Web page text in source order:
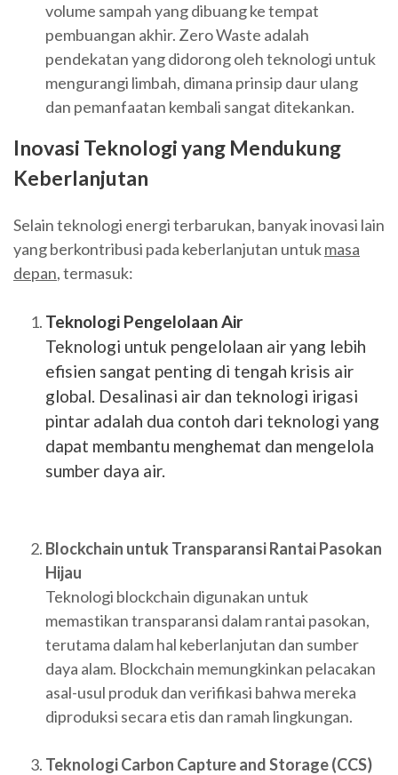
volume sampah yang dibuang ke tempat
pembuangan akhir. Zero Waste adalah
pendekatan yang didorong oleh teknologi untuk
mengurangi limbah, dimana prinsip daur ulang
dan pemanfaatan kembali sangat ditekankan.
Inovasi Teknologi yang Mendukung
Keberlanjutan
Selain teknologi energi terbarukan, banyak inovasi lain
yang berkontribusi pada keberlanjutan untukmasa
depan, termasuk:
Teknologi Pengelolaan Air
Teknologi untuk pengelolaan air yang lebih
efisien sangat penting di tengah krisis air
global. Desalinasi air dan teknologi irigasi
pintar adalah dua contoh dari teknologi yang
dapat membantu menghemat dan mengelola
sumber daya air.
Blockchain untuk Transparansi Rantai Pasokan
Hijau
Teknologi blockchain digunakan untuk
memastikan transparansi dalam rantai pasokan,
terutama dalam hal keberlanjutan dan sumber
daya alam. Blockchain memungkinkan pelacakan
asal-usul produk dan verifikasi bahwa mereka
diproduksi secara etis dan ramah lingkungan.
Teknologi Carbon Capture and Storage (CCS)